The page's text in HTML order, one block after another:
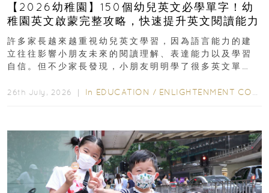
【2026幼稚園】150個幼兒英文必學單字！幼
稚園英文啟蒙完整攻略，快速提升英文閱讀能力
許多家長越來越重視幼兒英文學習，因為語言能力的建
立往往影響小朋友未來的閱讀理解、表達能力以及學習
自信。但不少家長發現，小朋友明明學了很多英文單
26th July, 2026 ｜ In EDUCATION / ENLIGHTENMENT CORNER